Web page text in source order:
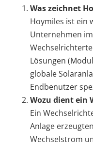
Was zeichnet
Hoymiles ist ein
Unternehmen
Lösungen
globale
Endbenutzer
Wozu dient ein
Ein
Anlage
Wechselstrom